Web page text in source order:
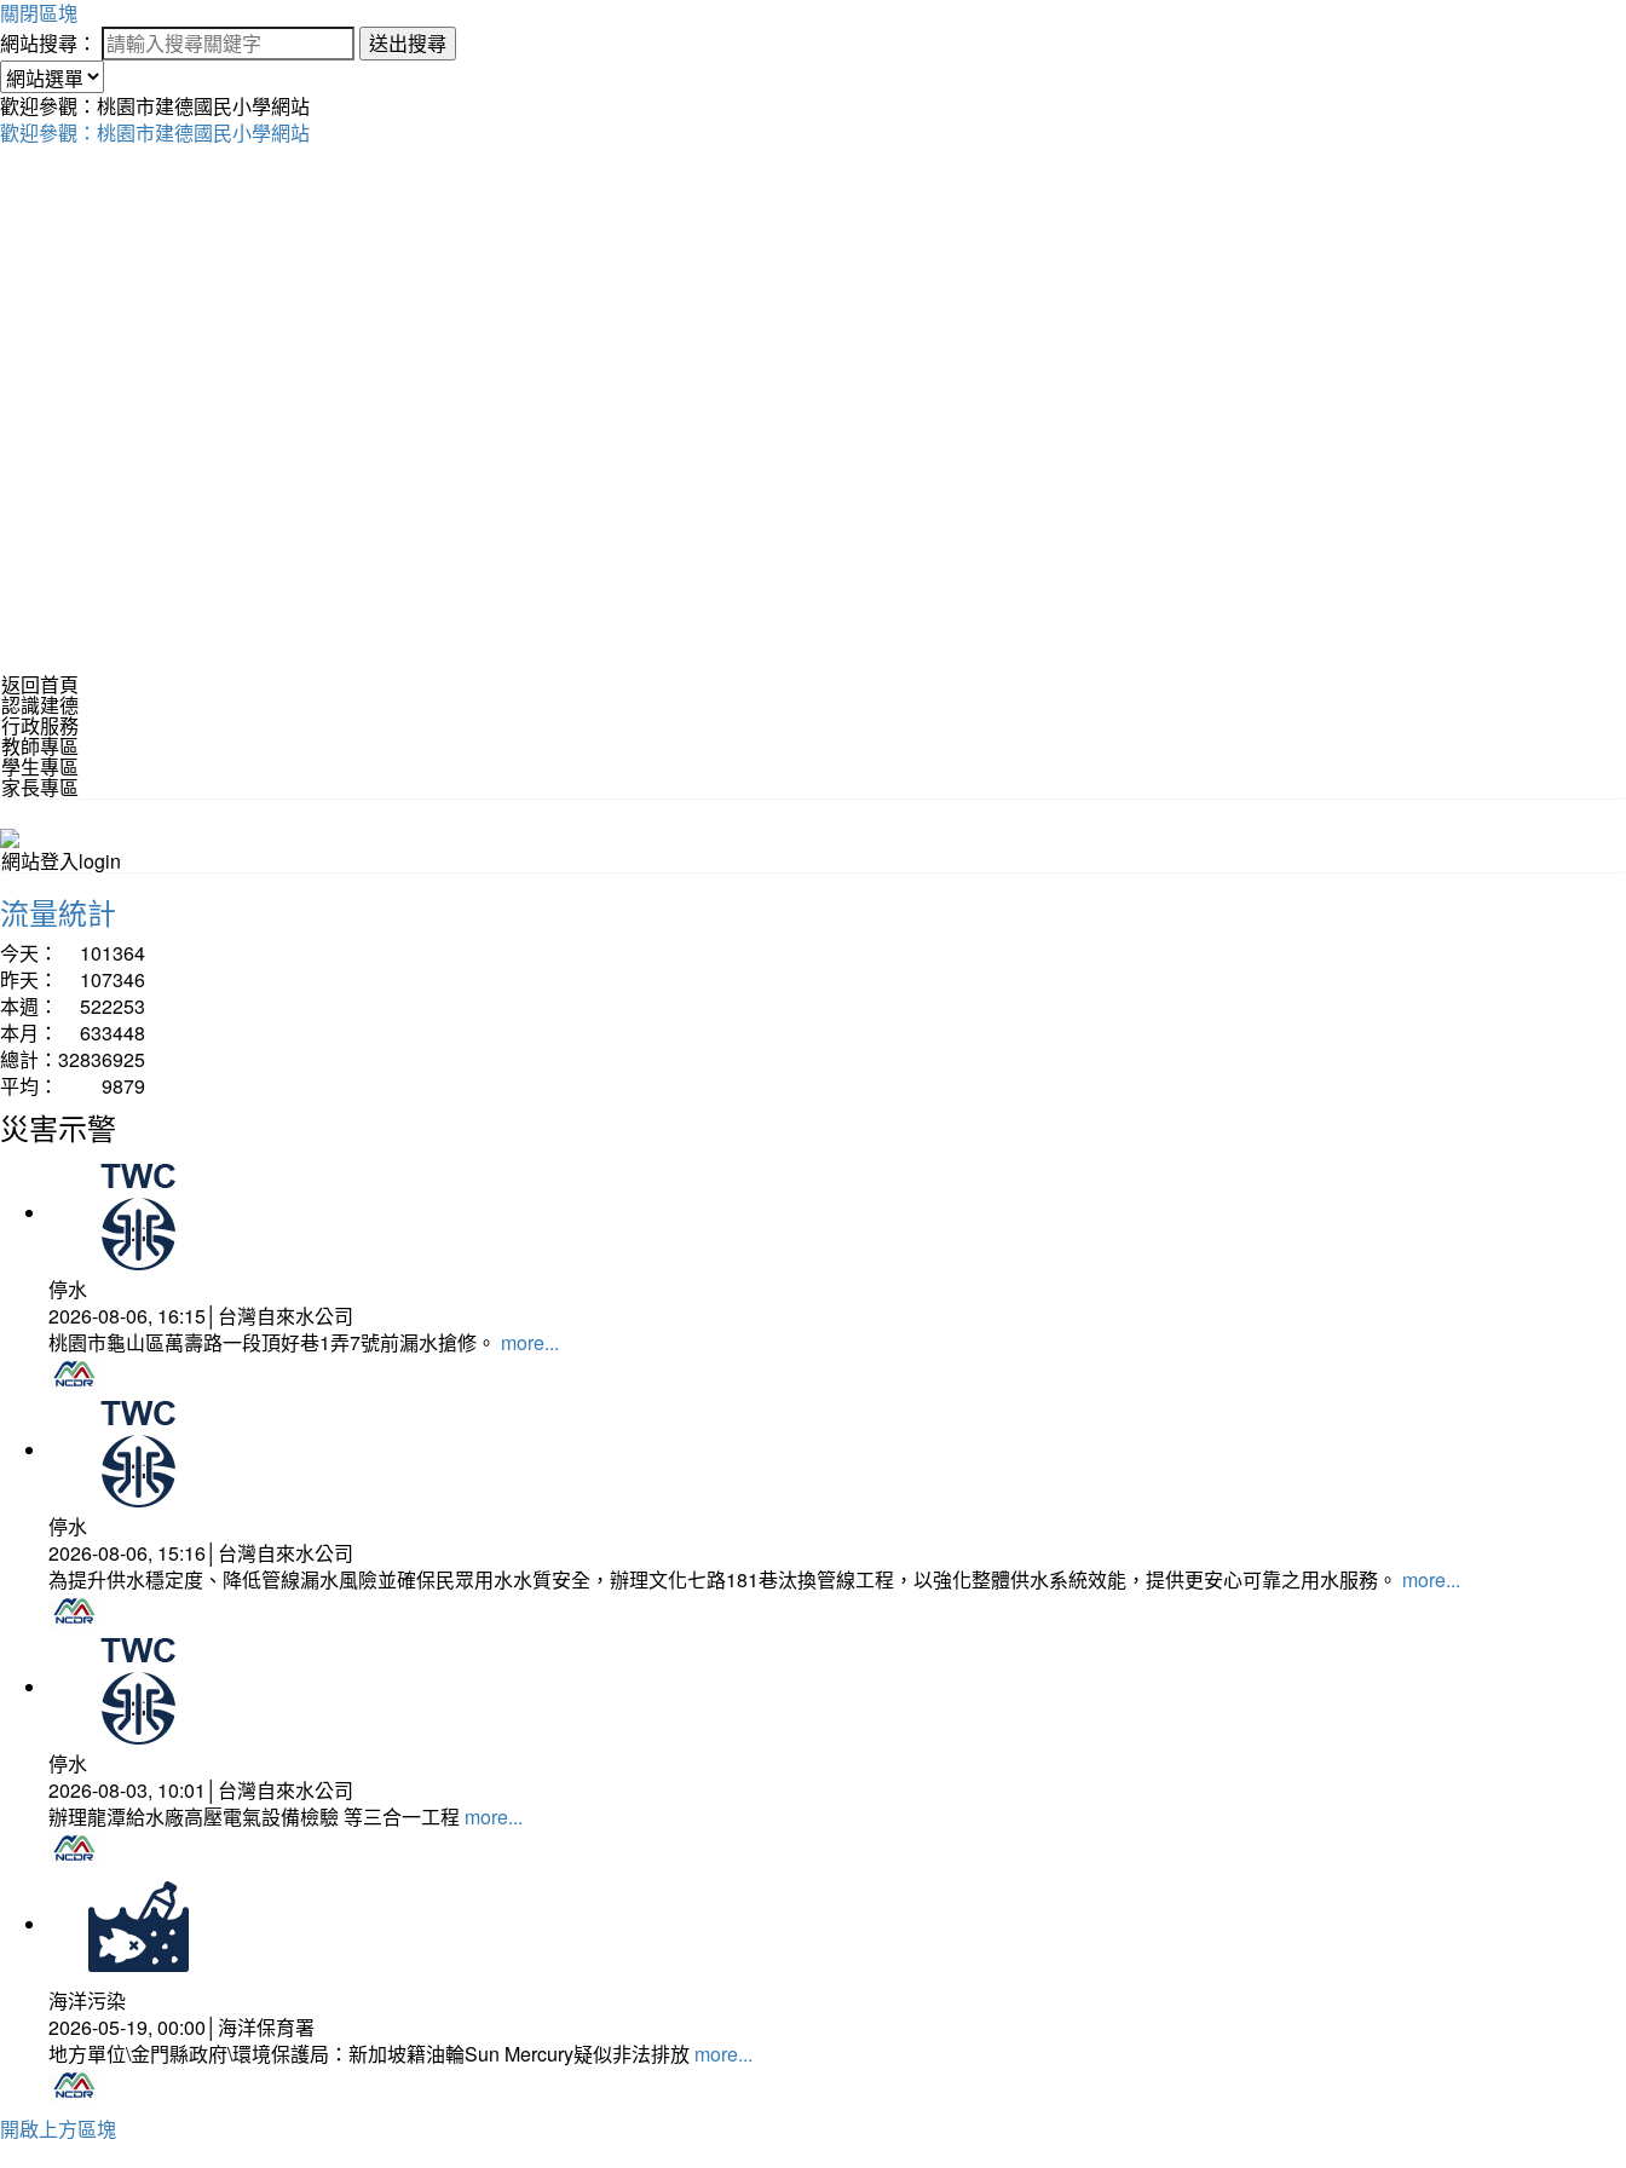
關閉區塊
網站搜尋：
送出搜尋
歡迎參觀：桃園市建德國民小學網站
歡迎參觀：桃園市建德國民小學網站
返回首頁
認識建德
行政服務
教師專區
學生專區
家長專區
網站登入login
流量統計
今天：
101364
昨天：
107346
本週：
522253
本月：
633448
總計： 32836925
平均：
9879
災害示警
停水
2026-08-06, 16:15│台灣自來水公司
桃園市龜山區萬壽路一段頂好巷1弄7號前漏水搶修。 more...
停水
2026-08-06, 15:16│台灣自來水公司
為提升供水穩定度、降低管線漏水風險並確保民眾用水水質安全，辦理文化七路181巷汰換管線工程，以強化整體供水系統效能，提供更安心可靠之用水服務。 more...
停水
2026-08-03, 10:01│台灣自來水公司
辦理龍潭給水廠高壓電氣設備檢驗 等三合一工程 more...
海洋污染
2026-05-19, 00:00│海洋保育署
地方單位\金門縣政府\環境保護局：新加坡籍油輪Sun Mercury疑似非法排放 more...
開啟上方區塊